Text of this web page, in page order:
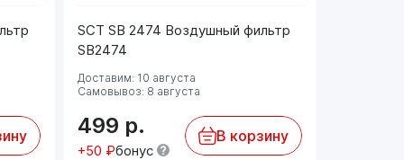
SCT SB 2474 Воздушный фильтр
SB2474
Доставим: 10 августа
Самовывоз: 8 августа
499 р.
+50 ₽бонус
В корзину